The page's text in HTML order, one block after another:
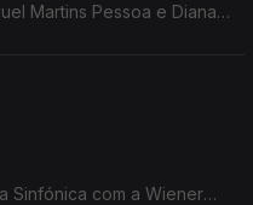
Sinfónica com a Wiener